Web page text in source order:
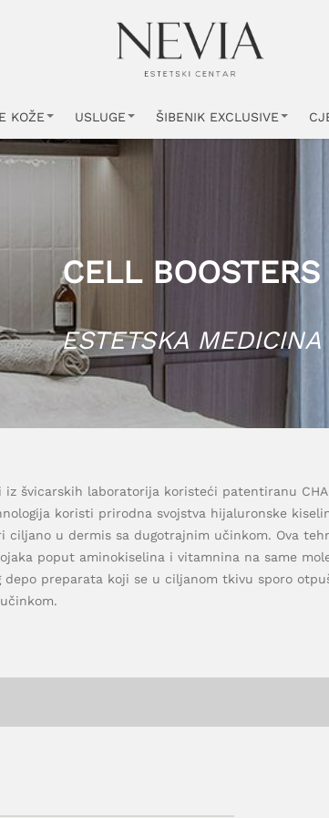
KOŽE USLUGE ŠIBENIK EXCLUSIVE
CELL BOOSTERS
ESTETSKA MEDICINA
švicarskih laboratorija koristeći patentiranu
koristi prirodna svojstva hijaluronske
u dermis sa dugotrajnim učinkom. Ova
poput aminokiselina i vitamnina na same
preparata koji se u ciljanom tkivu sporo